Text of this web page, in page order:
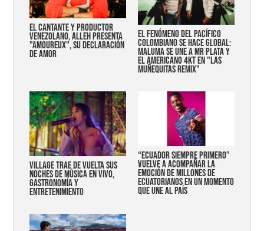
EL CANTANTE Y PRODUCTOR
VENEZOLANO, ALLEH PRESENTA
"AMOUREUX", SU DECLARACIÓN
DE AMOR
EL FENÓMENO DEL PACÍFICO
COLOMBIANO SE HACE GLOBAL:
MALUMA SE UNE A MR PLATA Y
EL AMERICANO 4KT EN "LAS
MUÑEQUITAS REMIX"
Village trae de vuelta sus
noches de música en vivo,
gastronomía y
entretenimiento
“Ecuador siempre primero”
vuelve a acompañar la
emoción de millones de
ecuatorianos en un momento
que une al país